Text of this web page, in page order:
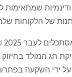
ודינמיות שמתאימות
של הלקוחות
​​חג המולד
ידי השקעה